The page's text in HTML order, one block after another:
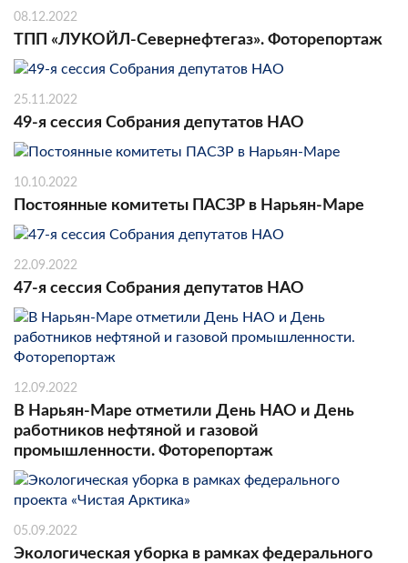
08.12.2022
ТПП «ЛУКОЙЛ-Севернефтегаз». Фоторепортаж
25.11.2022
49-я сессия Собрания депутатов НАО
10.10.2022
Постоянные комитеты ПАСЗР в Нарьян-Маре
22.09.2022
47-я сессия Собрания депутатов НАО
12.09.2022
В Нарьян-Маре отметили День НАО и День
работников нефтяной и газовой
промышленности. Фоторепортаж
05.09.2022
Экологическая уборка в рамках федерального